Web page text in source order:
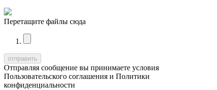
Перетащите файлы сюда
Отправляя сообщение вы принимаете условия
Пользовательского соглашения и Политики
конфиденциальности